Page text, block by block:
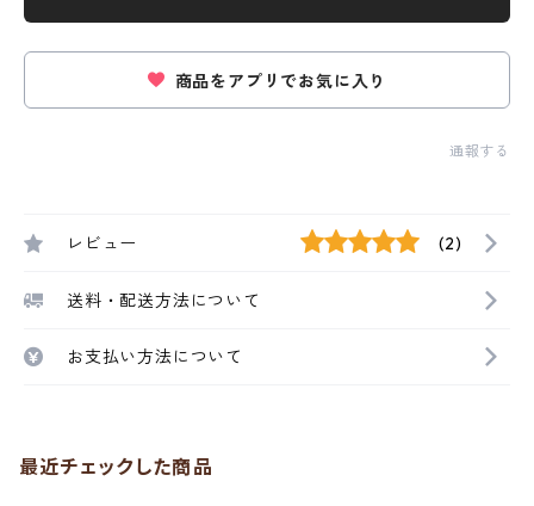
商品をアプリでお気に入り
通報する
レビュー (2)
送料・配送方法について
お支払い方法について
最近チェックした商品